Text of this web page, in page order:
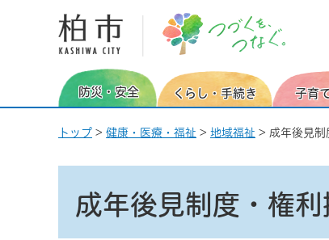
柏市 つづくを、つなぐ。
防災・安全 くらし・手続き 子育
トップ > 健康・医療・福祉 > 地域福祉 > 成年後見制
成年後見制度・権